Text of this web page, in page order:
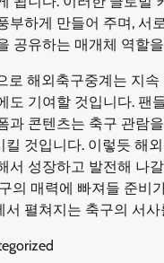
부하게 만들어 주며, 서
공유하는 매개체 역할
로 해외축구중계는 지
도 기여할 것입니다. 팬
과 콘텐츠는 축구 관람
것입니다. 이렇듯 해
서 성장하고 발전해 나
의 매력에 빠져들 준비
서 펼쳐지는 축구의 서